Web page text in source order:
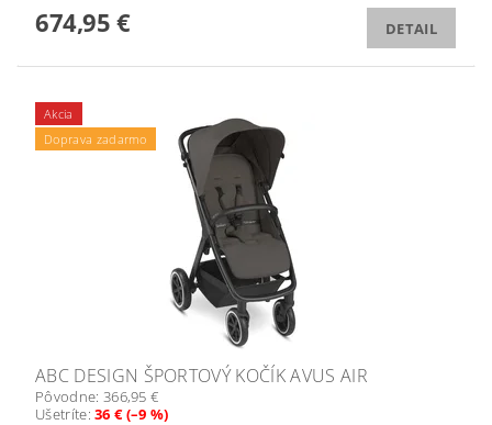
674,95 € DETAIL
Akcia
Doprava zadarmo
ABC DESIGN ŠPORTOVÝ KOČÍK AVUS AIR
Pôvodne: 366,95 €
Ušetríte:36 € (–9 %)